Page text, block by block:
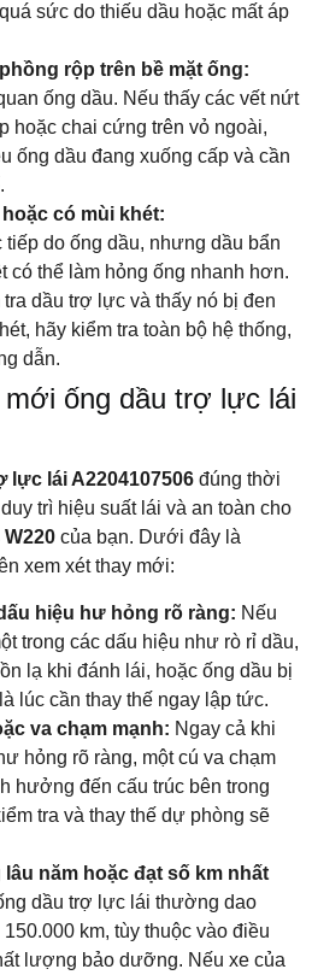
sức do thiếu dầu hoặc mất áp
rộp trên bề mặt ống:
ống dầu. Nếu thấy các vết nứt
hoặc chai cứng trên vỏ ngoài,
ống dầu đang xuống cấp và cần
có mùi khét:
tiếp do ống dầu, nhưng dầu bẩn
có thể làm hỏng ống nhanh hơn.
tra dầu trợ lực và thấy nó bị đen
hãy kiểm tra toàn bộ hệ thống,
dẫn.
mới ống dầu trợ lực lái
lực lái A2204107506 đúng thời
trì hiệu suất lái và an toàn cho
W220 của bạn. Dưới đây là
xem xét thay mới:
hiệu hư hỏng rõ ràng: Nếu
trong các dấu hiệu như rò rỉ dầu,
lạ khi đánh lái, hoặc ống dầu bị
lúc cần thay thế ngay lập tức.
va chạm mạnh: Ngay cả khi
hỏng rõ ràng, một cú va chạm
hưởng đến cấu trúc bên trong
tra và thay thế dự phòng sẽ
năm hoặc đạt số km nhất
dầu trợ lực lái thường dao
km, tùy thuộc vào điều
lượng bảo dưỡng. Nếu xe của